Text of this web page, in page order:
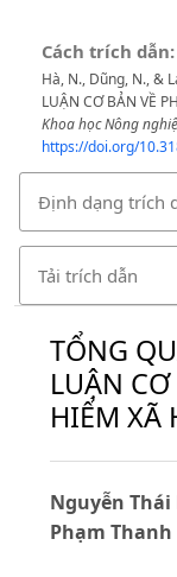
Cách trích dẫn:
Hà, N., Dũng, N., &
LUẬN CƠ BẢN VỀ
Khoa học Nông
https://doi.org/
Định dạng trích
Tải trích dẫn
TỔNG
LUẬN
HIỂM XÃ
Nguyễn Thái
Phạm Thanh